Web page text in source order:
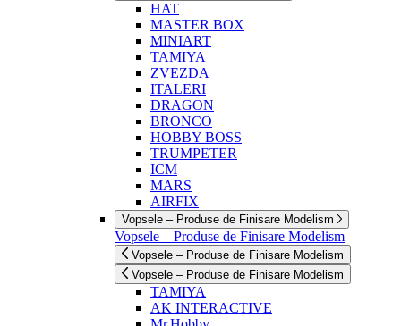
HAT
MASTER BOX
MINIART
TAMIYA
ZVEZDA
ITALERI
DRAGON
BRONCO
HOBBY BOSS
TRUMPETER
ICM
MARS
AIRFIX
Vopsele – Produse de Finisare Modelism
Vopsele – Produse de Finisare Modelism
Vopsele – Produse de Finisare Modelism
Vopsele – Produse de Finisare Modelism
TAMIYA
AK INTERACTIVE